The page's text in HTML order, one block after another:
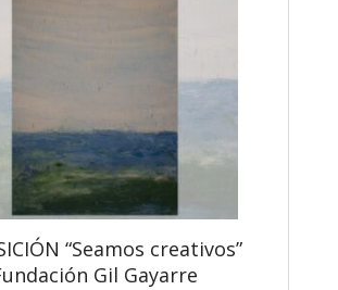
“Seamos creativos”
Gil Gayarre